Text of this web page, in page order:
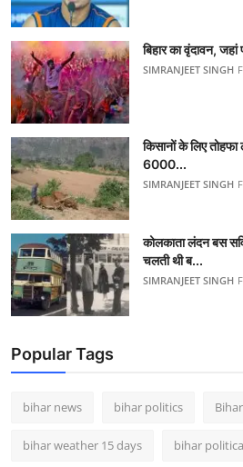
बिहार का वृंदावन,
SIMRANJEET SINGH
किसानों के लिए
6000...
SIMRANJEET SINGH
कोलकाता लंदन बस
चलती थी ब...
SIMRANJEET SINGH
Popular Tags
bihar news bihar politics
bihar weather 15 days bihar